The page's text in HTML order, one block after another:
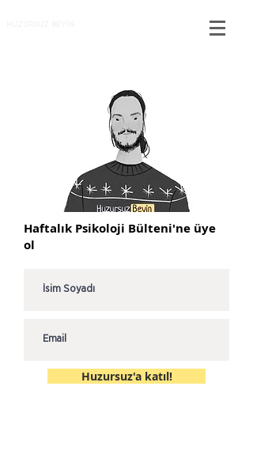
Haftalık Psikoloji Bülteni'ne üye
ol
Huzursuz'a katıl!